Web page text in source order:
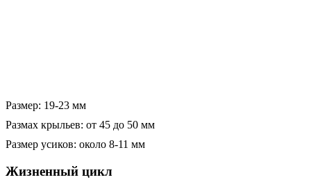
Размер: 19-23 мм
Размах крыльев: от 45 до 50 мм
Размер усиков: около 8-11 мм
Жизненный цикл